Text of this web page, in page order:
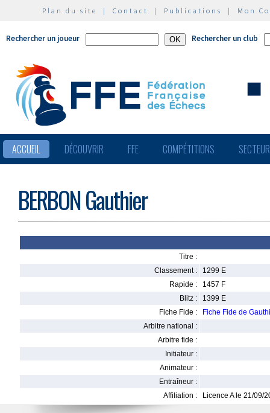
Plan du site | Contact | Publications | Mon
Rechercher un joueur Rechercher un club
ACCUEIL DÉCOUVRIR FFE COMPÉTITIONS
BERBON Gauthier
Titre :
Classement :
1299 E
Rapide :
1457 F
Blitz :
1399 E
Fiche Fide :
Fiche Fide de
Arbitre national :
Arbitre fide :
Initiateur :
Animateur :
Entraîneur :
Affiliation :
Licence A le 21/09/